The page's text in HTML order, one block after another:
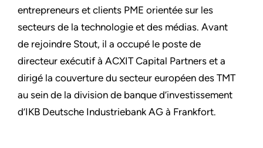
entrepreneurs et clients PME orientée sur les
secteurs de la technologie et des médias. Avant
de rejoindre Stout, il a occupé le poste de
directeur exécutif à ACXIT Capital Partners et a
dirigé la couverture du secteur européen des TMT
au sein de la division de banque d’investissement
d’IKB Deutsche Industriebank AG à Frankfort.